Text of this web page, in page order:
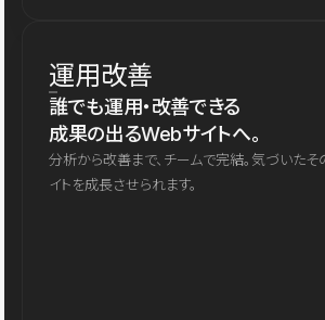
運用改善
誰でも運用・改善できる
成果の出るWebサイトへ。
分析から改善まで、チームで完結。気づいたそ
イトを成長させられます。